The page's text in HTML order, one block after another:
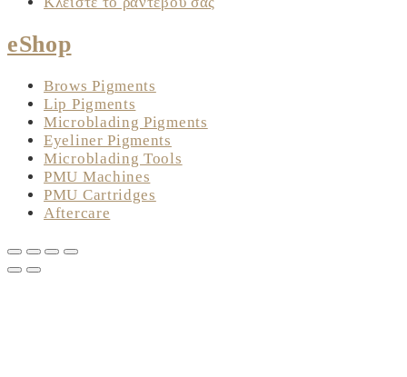
eShop
Brows Pigments
Lip Pigments
Microblading Pigments
Eyeliner Pigments
Microblading Tools
PMU Machines
PMU Cartridges
Aftercare